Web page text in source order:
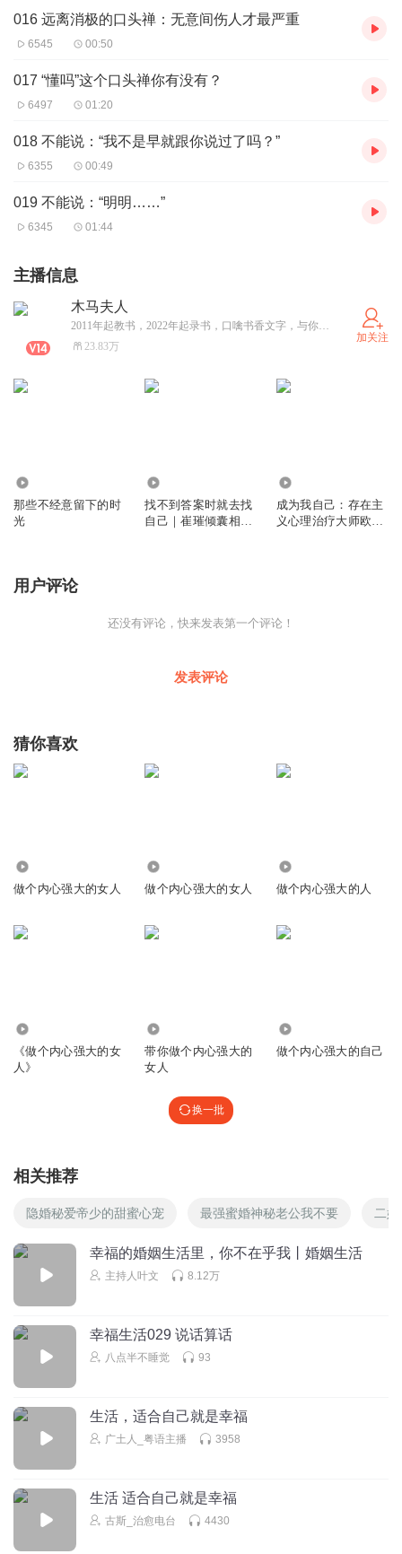
016 远离消极的口头禅：无意间伤人才最严重
6545 00:50
017 “懂吗”这个口头禅你有没有？
6497 01:20
018 不能说：“我不是早就跟你说过了吗？”
6355 00:49
019 不能说：“明明……”
6345 01:44
主播信息
木马夫人
2011年起教书，2022年起录书，口噙书香文字，与你一起成长
23.83万
加关注
那些不经意留下的时
光
找不到答案时就去找
自己｜崔璀倾囊相授
成为我自己：存在主
义心理治疗大师欧文·
用户评论
还没有评论，快来发表第一个评论！
发表评论
猜你喜欢
做个内心强大的女人 做个内心强大的女人 做个内心强大的人
《做个内心强大的女
人》
带你做个内心强大的
女人
做个内心强大的自己
换一批
相关推荐
隐婚秘爱帝少的甜蜜心宠 最强蜜婚神秘老公我不要 二
幸福的婚姻生活里，你不在乎我丨婚姻生活
主持人叶文 8.12万
幸福生活029 说话算话
八点半不睡觉 93
生活，适合自己就是幸福
广土人_粤语主播 3958
生活 适合自己就是幸福
古斯_治愈电台 4430